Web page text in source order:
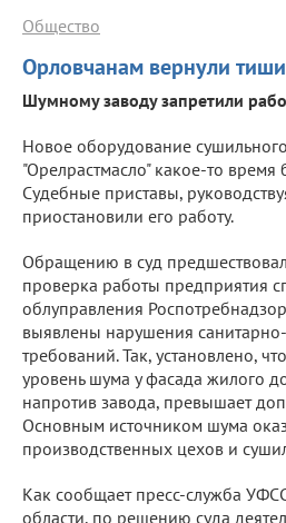
Орловчанам вернули
Общество
Шумному заводу запретили
Новое оборудование
"Орелрастмасло" какое-то время
Судебные приставы,
приостановили его работу.
Обращению в суд
проверка работы предприятия
облуправления
выявлены нарушения
требований. Так, установлено,
уровень шума у фасада жилого
напротив завода, превышает
Основным источником шума
производственных цехов и
Как сообщает пресс-служба
области, по решению суда